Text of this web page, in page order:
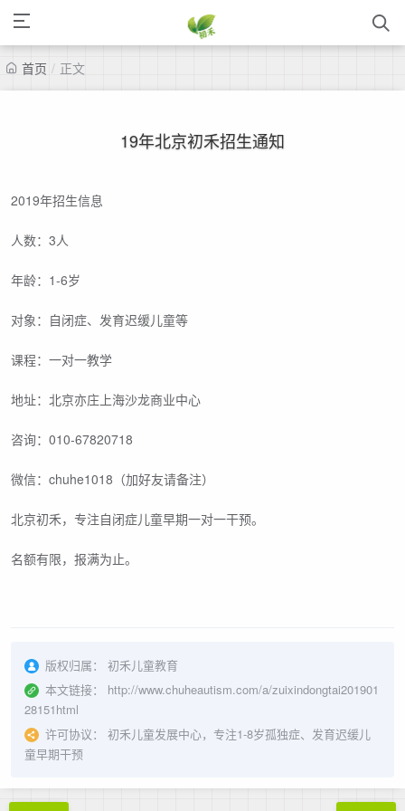
首页 / 正文
19年北京初禾招生通知
2019年招生信息
人数：3人
年龄：1-6岁
对象：自闭症、发育迟缓儿童等
课程：一对一教学
地址：北京亦庄上海沙龙商业中心
咨询：010-67820718
微信：chuhe1018（加好友请备注）
北京初禾，专注自闭症儿童早期一对一干预。
名额有限，报满为止。
版权归属：
初禾儿童教育
本文链接：
http://www.chuheautism.com/a/zuixindongtai201901
28151html
许可协议：
初禾儿童发展中心，专注1-8岁孤独症、发育迟缓儿
童早期干预